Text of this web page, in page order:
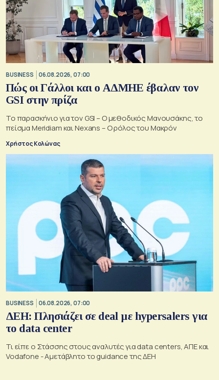
BUSINESS 06.08.2026, 07:00
Πώς οι Γάλλοι και ο ΑΔΜΗΕ έβαλαν τον
GSI στην πρίζα
Το παρασκήνιο για τον GSI – Ο μεθοδικός Μανουσάκης, το
πείσμα Meridiam και Nexans – Ο ρόλος του Μακρόν
Χρήστος Κολώνας
BUSINESS 06.08.2026, 07:00
ΔΕΗ: Πλησιάζει σε deal με hypersalers για
το data center
Τι είπε ο Στάσσης στους αναλυτές για data centers, ΑΠΕ και
Vodafone - Αμετάβλητο το guidance της ΔΕΗ